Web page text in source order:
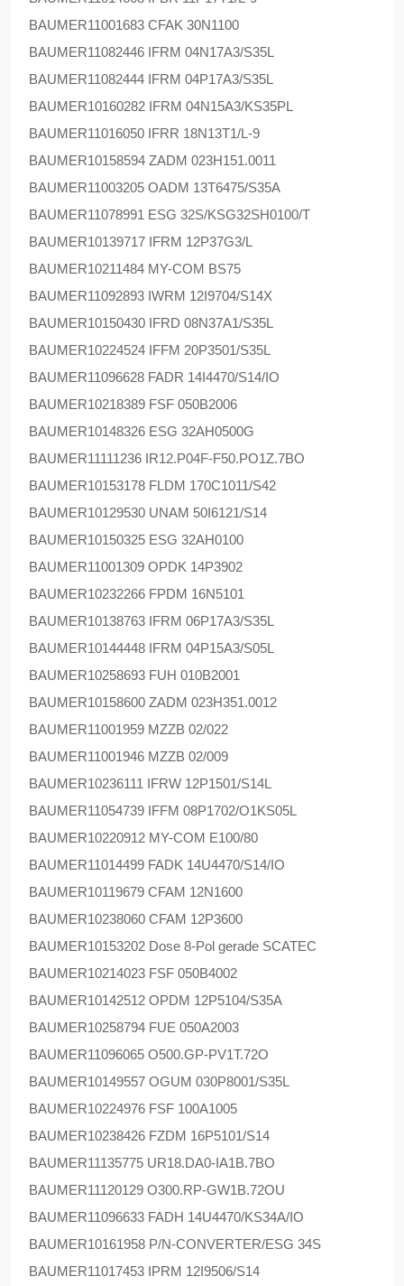
BAUMER11001683 CFAK 30N1100
BAUMER11082446 IFRM 04N17A3/S35L
BAUMER11082444 IFRM 04P17A3/S35L
BAUMER10160282 IFRM 04N15A3/KS35PL
BAUMER11016050 IFRR 18N13T1/L-9
BAUMER10158594 ZADM 023H151.0011
BAUMER11003205 OADM 13T6475/S35A
BAUMER11078991 ESG 32S/KSG32SH0100/T
BAUMER10139717 IFRM 12P37G3/L
BAUMER10211484 MY-COM BS75
BAUMER11092893 IWRM 12I9704/S14X
BAUMER10150430 IFRD 08N37A1/S35L
BAUMER10224524 IFFM 20P3501/S35L
BAUMER11096628 FADR 14I4470/S14/IO
BAUMER10218389 FSF 050B2006
BAUMER10148326 ESG 32AH0500G
BAUMER11111236 IR12.P04F-F50.PO1Z.7BO
BAUMER10153178 FLDM 170C1011/S42
BAUMER10129530 UNAM 50I6121/S14
BAUMER10150325 ESG 32AH0100
BAUMER11001309 OPDK 14P3902
BAUMER10232266 FPDM 16N5101
BAUMER10138763 IFRM 06P17A3/S35L
BAUMER10144448 IFRM 04P15A3/S05L
BAUMER10258693 FUH 010B2001
BAUMER10158600 ZADM 023H351.0012
BAUMER11001959 MZZB 02/022
BAUMER11001946 MZZB 02/009
BAUMER10236111 IFRW 12P1501/S14L
BAUMER11054739 IFFM 08P1702/O1KS05L
BAUMER10220912 MY-COM E100/80
BAUMER11014499 FADK 14U4470/S14/IO
BAUMER10119679 CFAM 12N1600
BAUMER10238060 CFAM 12P3600
BAUMER10153202 Dose 8-Pol gerade SCATEC
BAUMER10214023 FSF 050B4002
BAUMER10142512 OPDM 12P5104/S35A
BAUMER10258794 FUE 050A2003
BAUMER11096065 O500.GP-PV1T.72O
BAUMER10149557 OGUM 030P8001/S35L
BAUMER10224976 FSF 100A1005
BAUMER10238426 FZDM 16P5101/S14
BAUMER11135775 UR18.DA0-IA1B.7BO
BAUMER11120129 O300.RP-GW1B.72OU
BAUMER11096633 FADH 14U4470/KS34A/IO
BAUMER10161958 P/N-CONVERTER/ESG 34S
BAUMER11017453 IPRM 12I9506/S14